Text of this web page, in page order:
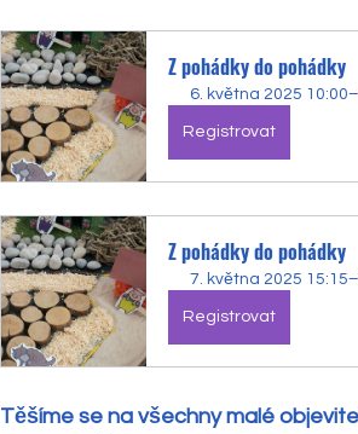
Z pohádky do pohádky
6. května 2025
Registrovat
Z pohádky do pohádky
7. května 2025
Registrovat
Těšíme se na všechny malé